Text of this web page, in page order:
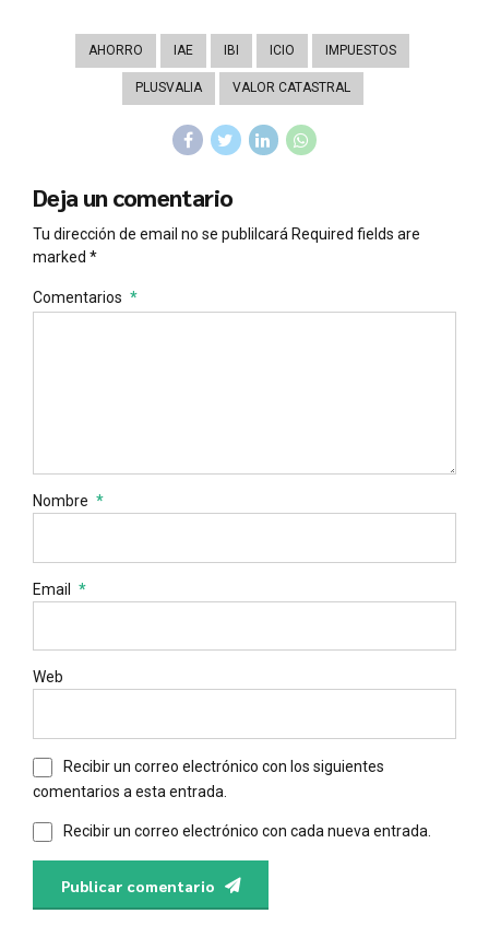
AHORRO IAE IBI ICIO IMPUESTOS
PLUSVALIA VALOR CATASTRAL
Deja un comentario
Tu dirección de email no se publilcará Required fields are
marked *
Comentarios *
Nombre *
Email *
Web
Recibir un correo electrónico con los siguientes
comentarios a esta entrada.
Recibir un correo electrónico con cada nueva entrada.
Publicar comentario